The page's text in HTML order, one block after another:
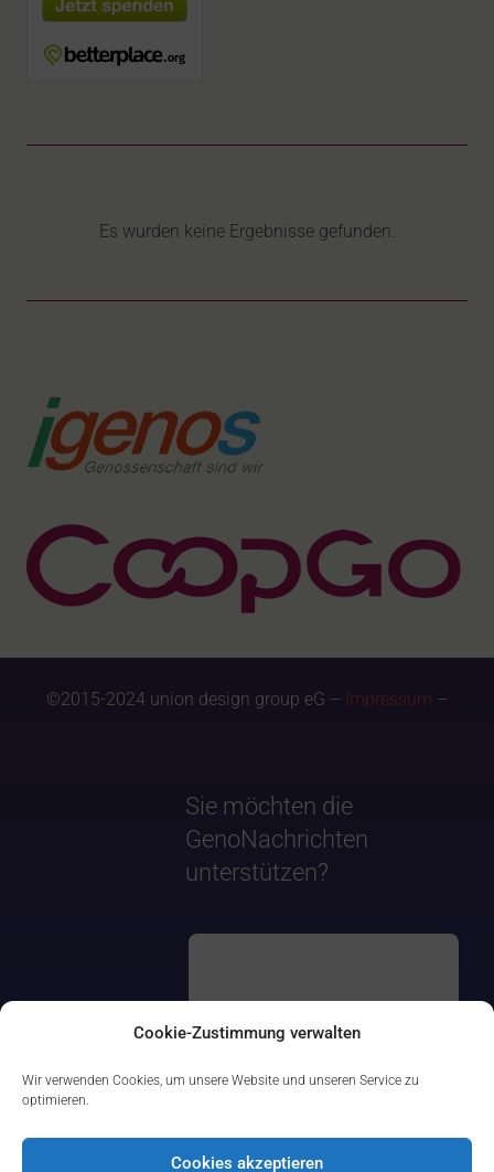
Cookie-Zustimmung verwalten
Wir verwenden Cookies, um unsere Website und unseren Service zu
optimieren.
Cookies akzeptieren
Es wurden keine Ergebnisse gefunden.
©2015-2024 union design group eG – Impressum –
Sie möchten die
GenoNachrichten
unterstützen?